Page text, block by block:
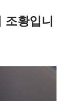
황입니